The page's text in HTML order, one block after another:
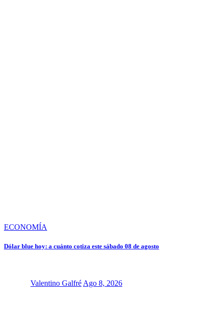
ECONOMÍA
Dólar blue hoy: a cuánto cotiza este sábado 08 de agosto
Valentino GalfréAgo 8, 2026